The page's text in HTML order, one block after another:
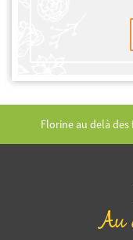
Florine au delà
Au